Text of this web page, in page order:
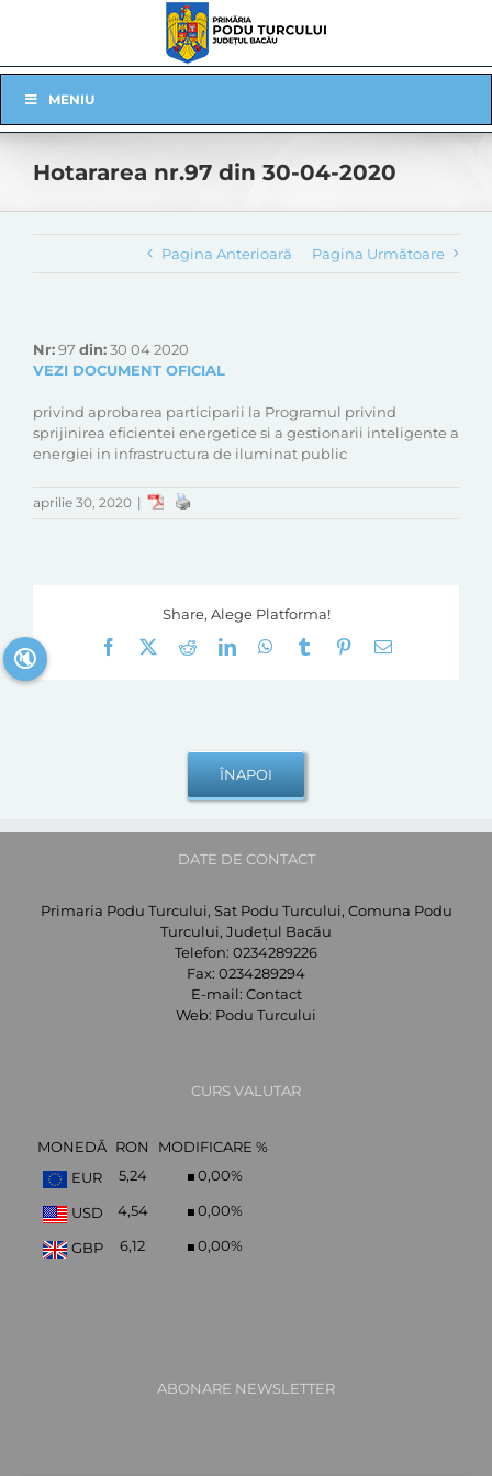
Navigation
MENIU
Hotararea nr.97 din 30-04-2020
Pagina Anterioară Pagina Următoare
Nr:97 din:30 04 2020
VEZI DOCUMENT OFICIAL
privind aprobarea participarii la Programul privind
sprijinirea eficientei energetice si a gestionarii inteligente a
energiei in infrastructura de iluminat public
aprilie 30, 2020 |
Share, Alege Platforma!
Facebook
RedditLinkedInWhatsApp
Tumblr Pinterest
E-
DATE DE CONTACT
Primaria Podu Turcului, Sat Podu Turcului, Comuna Podu
Turcului, Județul Bacău
Telefon: 0234289226
Fax: 0234289294
E-mail: Contact
Web: Podu Turcului
CURS VALUTAR
MONEDĂ RON
MODIFICARE %
EUR
5,24 0,00%
USD 4,54 0,00%
GBP 6,12 0,00%
ABONARE NEWSLETTER
🔇